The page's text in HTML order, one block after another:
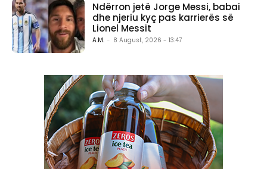
Ndërron jetë Jorge Messi, babai
dhe njeriu kyç pas karrierës së
Lionel Messit
A.M. - 8 August, 2026 - 13:47